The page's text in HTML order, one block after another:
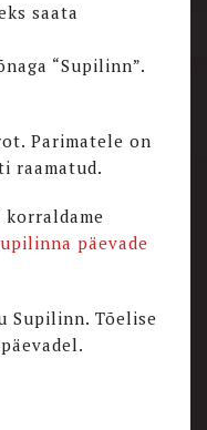
saata
“Supilinn”.
Parimatele on
raamatud.
päevade
Supilinn. Tõelise